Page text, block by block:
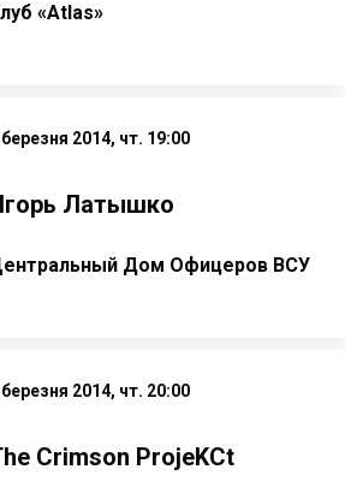
«Atlas»
березня 2014, чт. 19:00
Латышко
Дом Офицеров ВСУ
березня 2014, чт. 20:00
Crimson ProjeKCt